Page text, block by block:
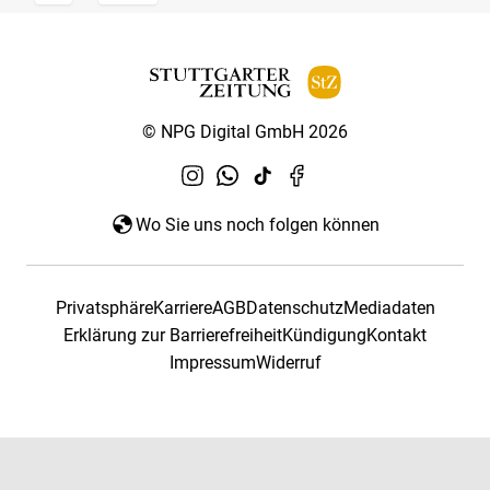
© NPG Digital GmbH 2026
Wo Sie uns noch folgen können
PrivatsphäreKarriereAGBDatenschutzMediadaten
Erklärung zur BarrierefreiheitKündigungKontakt
ImpressumWiderruf